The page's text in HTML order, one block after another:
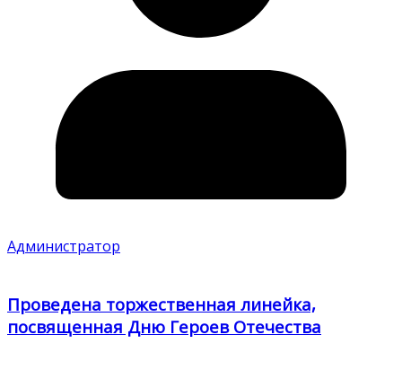
Администратор
Проведена торжественная линейка,
посвященная Дню Героев Отечества